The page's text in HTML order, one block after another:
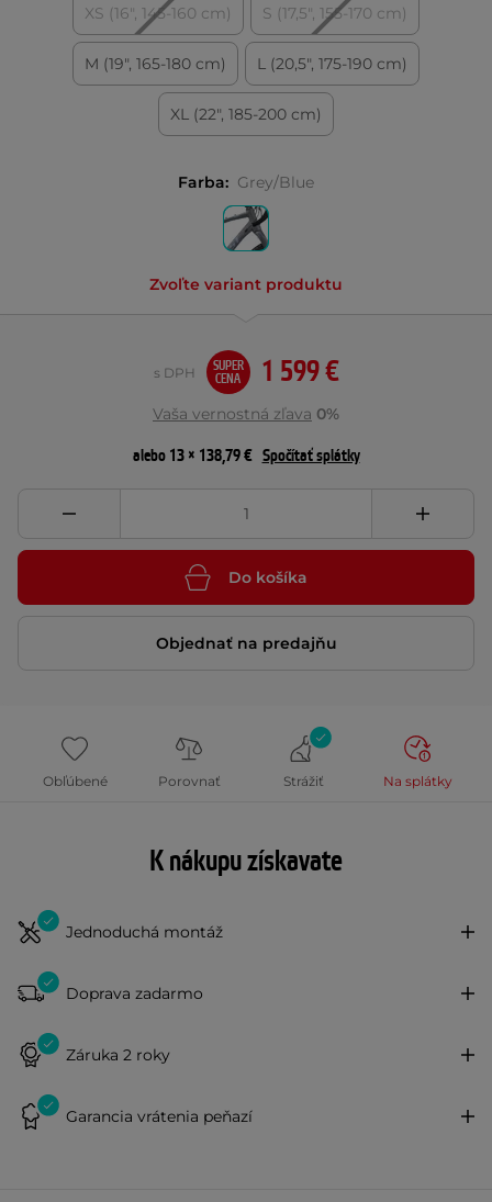
XS (16", 145-160 cm) S (17,5", 155-170 cm)
M (19", 165-180 cm) L (20,5", 175-190 cm)
XL (22", 185-200 cm)
Farba: Grey/Blue
Zvoľte variant produktu
1 599 €
s DPH
SUPER
CENA
Vaša vernostná zľava 0%
alebo 13 × 138,79 € Spočítať splátky
Do košíka
Objednať na predajňu
Obľúbené Porovnať Strážiť Na splátky
K nákupu získavate
Jednoduchá montáž
Doprava zadarmo
Záruka 2 roky
Garancia vrátenia peňazí